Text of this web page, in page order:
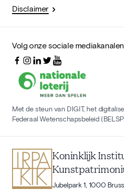
Disclaimer
Volg onze sociale
Met de steun van DIGIT, het
Federaal Wetenschapsbeleid
Koninklijk
Jubelpark 1, 1000